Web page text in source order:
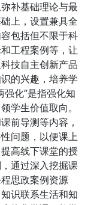
补基础理论与最
上，设置兼具全
包括但不限于科
工程案例等，让
技自主创新产品
的兴趣，培养学
强化”是指强化知
学生价值取向。
前导测等内容，
问题，以便课上
高线下课堂的授
通过深入挖掘课
思政案例资源
识联系生活和知